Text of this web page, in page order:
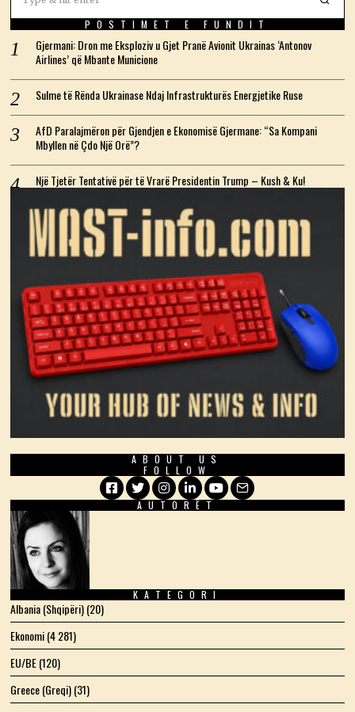
POSTIMET E FUNDIT
Gjermani: Dron me Eksploziv u Gjet Pranë Avionit Ukrainas ‘Antonov
Airlines’ që Mbante Municione
Sulme të Rënda Ukrainase Ndaj Infrastrukturës Energjetike Ruse
AfD Paralajmëron për Gjendjen e Ekonomisë Gjermane: “Sa Kompani
Mbyllen në Çdo Një Orë”?
Një Tjetër Tentativë për të Vrarë Presidentin Trump – Kush & Ku!
ABOUT US
FOLLOW
Facebook
TwitterInstagram
LinkedIn
YouTube
Email
AUTORËT
KATEGORI
Albania (Shqipëri)(20)
Ekonomi(4 281)
EU/BE(120)
Greece (Greqi)(31)